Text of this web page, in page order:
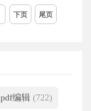
下页 尾页
pdf编辑 (722)